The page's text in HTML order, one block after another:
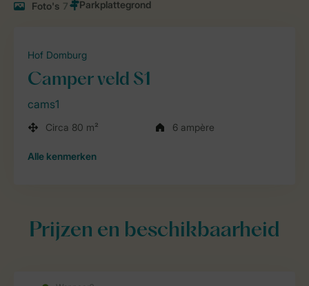
Foto's 7
Hof Domburg
Camper veld S1
cams1
Circa 80 m² 6 ampère
Alle kenmerken
Prijzen en beschikbaarheid